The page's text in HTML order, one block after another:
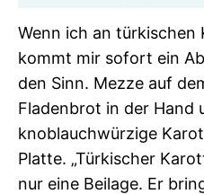
Wenn ich an türkischen
kommt mir sofort ein
den Sinn. Mezze auf
Fladenbrot in der Hand
knoblauchwürzige
Platte. „Türkischer
nur eine Beilage. Er